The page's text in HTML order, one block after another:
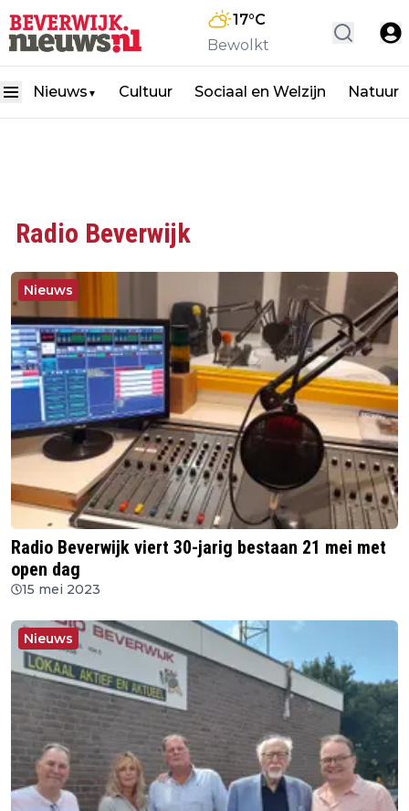
17°C
Bewolkt
Nieuws ▼ Cultuur Sociaal en Welzijn Natuur
Radio Beverwijk
Nieuws
Radio Beverwijk viert 30-jarig bestaan 21 mei met
open dag
15 mei 2023
Nieuws